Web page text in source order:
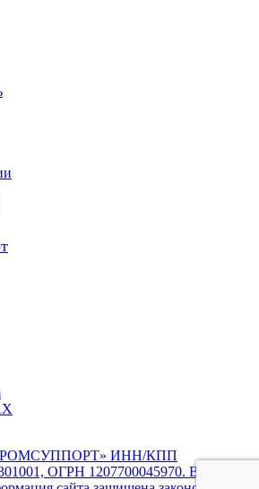
ИНН/КПП
ОГРН 1207700045970. Все права